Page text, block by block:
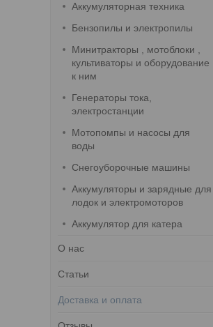
Аккумуляторная техника
Бензопилы и электропилы
Минитракторы , мотоблоки ,
культиваторы и оборудование
к ним
Генераторы тока,
электростанции
Мотопомпы и насосы для
воды
Снегоуборочные машины
Аккумуляторы и зарядные для
лодок и электромоторов
Аккумулятор для катера
О нас
Статьи
Доставка и оплата